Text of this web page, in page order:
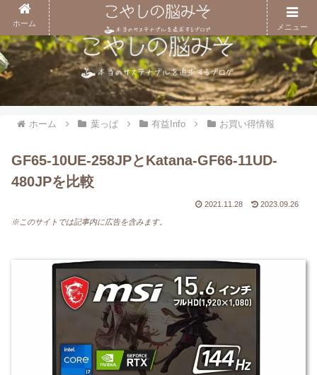
ホーム 葉っぱ 有益Info お買い得情報
GF65-10UE-258JPとKatana-GF66-11UD-
480JPを比較
2021.11.28 2023.09.26
※このサイトでは記事内に広告を含みます。
ホーム メニュー